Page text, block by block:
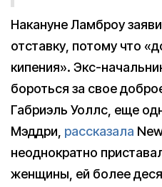
Накануне Ламброу
отставку, потому что
кипения». Экс-
бороться за свое
Габриэль Уоллс, еще
Мэддри, рассказала
неоднократно
женщины, ей более